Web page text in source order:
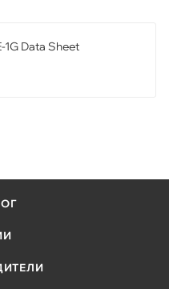
1G Data Sheet